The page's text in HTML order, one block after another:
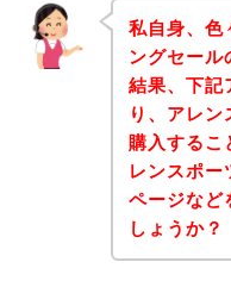
私自身、色
ングセール
結果、下記
り、アレ
購入するこ
レンスポー
ページなど
しょうか？